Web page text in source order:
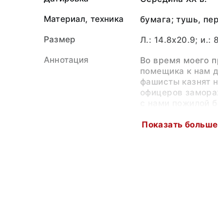
Материал, техника бумага; тушь,
Размер Л.: 14.8x20.9; и.:
Аннотация
Во время моего
помещика к нам
фашисты казнят
офицеров
про это,
Показать больше